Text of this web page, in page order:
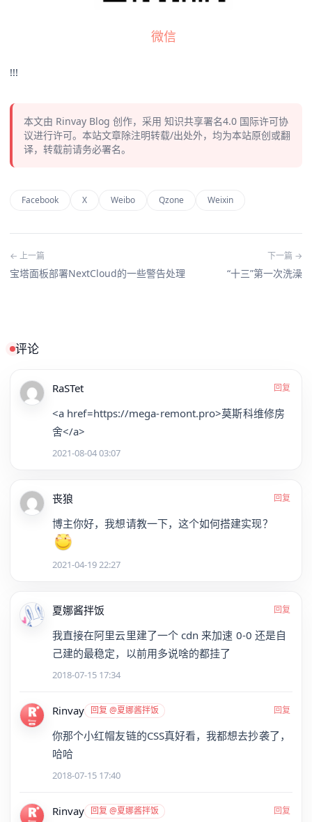
微信
!!!
本文由 Rinvay Blog 创作，采用 知识共享署名4.0 国际许可协
议进行许可。本站文章除注明转载/出处外，均为本站原创或翻
译，转载前请务必署名。
Facebook X Weibo Qzone Weixin
← 上一篇
宝塔面板部署NextCloud的一些警告处理
下一篇 →
“十三”第一次洗澡
评论
RaSTet 回复
<a href=https://mega-remont.pro>莫斯科维修房
舍</a>
2021-08-04 03:07
丧狼 回复
博主你好，我想请教一下，这个如何搭建实现？
2021-04-19 22:27
夏娜酱拌饭 回复
我直接在阿里云里建了一个 cdn 来加速 0-0 还是自
己建的最稳定，以前用多说啥的都挂了
2018-07-15 17:34
Rinvay 回复 @夏娜酱拌饭 回复
你那个小红帽友链的CSS真好看，我都想去抄袭了，
哈哈
2018-07-15 17:40
Rinvay 回复 @夏娜酱拌饭 回复